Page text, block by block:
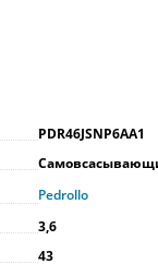
PDR46JSNP6AA1
Pedrollo
3,6
43